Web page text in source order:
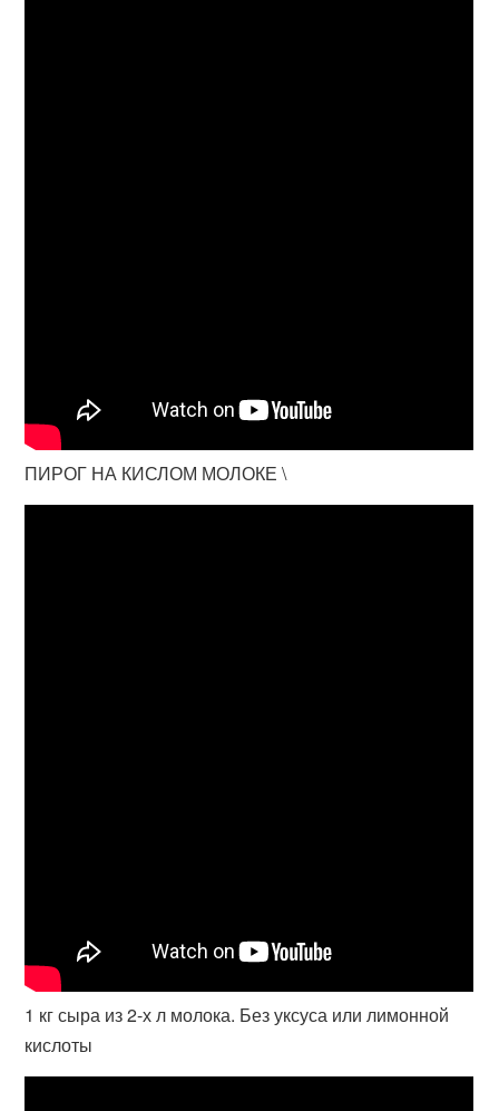
ПИРОГ НА КИСЛОМ МОЛОКЕ \
1 кг сыра из 2-х л молока. Без уксуса или лимонной
кислоты